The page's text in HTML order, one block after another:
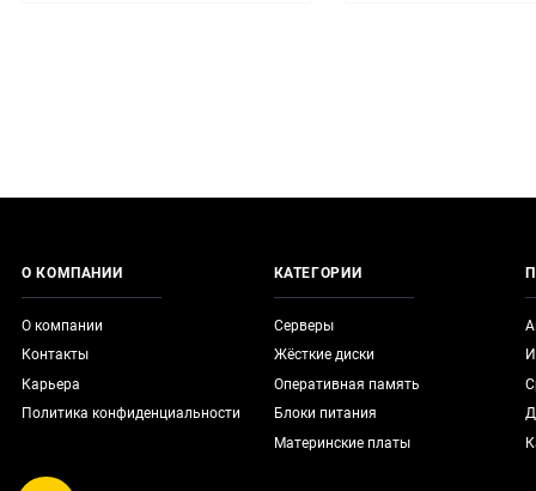
О КОМПАНИИ
О компании
Контакты
Карьера
Политика конфиденциальности
КАТЕГОРИИ
Серверы
Жёсткие диски
Оперативная память
Блоки питания
Материнские платы